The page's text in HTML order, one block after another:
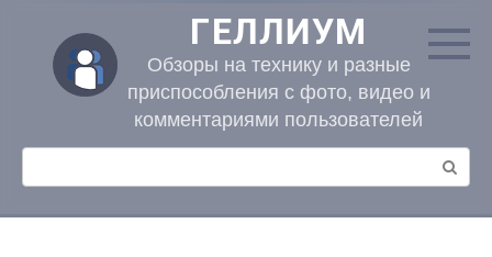
контенту
ГЕЛЛИУМ
Обзоры на технику и разные
приспособления с фото, видео и
комментариями пользователей
Поиск: